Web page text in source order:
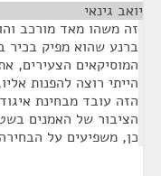
יואב גינאי
זה משהו מאד מורכב
המוסיקאים הצעירים, את
הייתי רוצה להפנות
הזה עובד מבחינת
הציבור של האמנים
כן, משפיעים על